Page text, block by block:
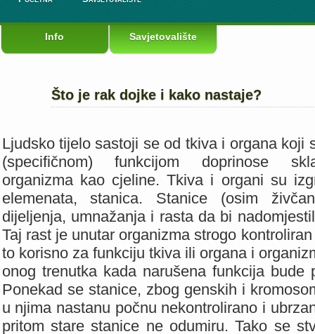
Info Savjetovalište
Što je rak dojke i kako nastaje?
Ljudsko tijelo sastoji se od tkiva i organa koji
(specifičnom) funkcijom doprinose
organizma kao cjeline. Tkiva i organi su
elemenata, stanica. Stanice (osim
dijeljenja, umnažanja i rasta da bi
Taj rast je unutar organizma strogo
to korisno za funkciju tkiva ili organa i
onog trenutka kada narušena funkcija bude
Ponekad se stanice, zbog genskih i
u njima nastanu počnu nekontrolirano i
pritom stare stanice ne odumiru. Tako se